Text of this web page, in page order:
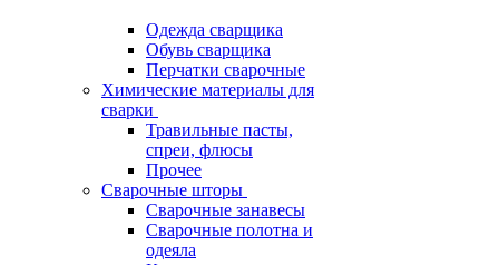
Одежда сварщика
Обувь сварщика
Перчатки сварочные
Химические материалы для
сварки
Травильные пасты,
спреи, флюсы
Прочее
Сварочные шторы
Сварочные занавесы
Сварочные полотна и
одеяла